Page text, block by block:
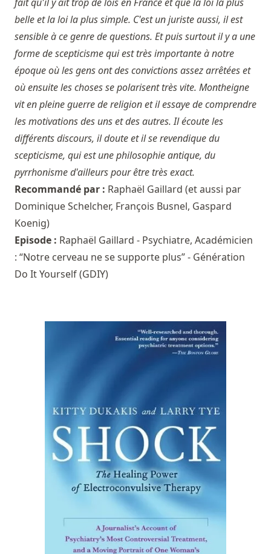
belle et la loi la plus simple. C'est un juriste aussi, il est
sensible à ce genre de questions. Et puis surtout il y a une
forme de scepticisme qui est très importante à notre
époque où les gens ont des convictions assez arrêtées et
où ensuite les choses se polarisent très vite. Montheigne
vit en pleine guerre de religion et il essaye de comprendre
les motivations des uns et des autres. Il écoute les
différents discours, il doute et il se revendique du
scepticisme, qui est une philosophie antique, du
pyrrhonisme d'ailleurs pour être très exact.
Recommandé par : Raphaël Gaillard (et aussi par
Dominique Schelcher, François Busnel, Gaspard
Koenig)
Episode : Raphaël Gaillard - Psychiatre, Académicien
: “Notre cerveau ne se supporte plus” - Génération
Do It Yourself (GDIY)